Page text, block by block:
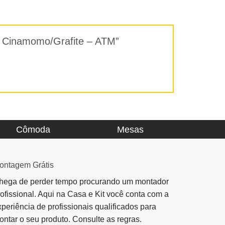
Grafite – ATM”
Cômoda Mesas
Grátis
de perder tempo procurando um montador
Aqui na Casa e Kit você conta com a
de profissionais qualificados para
o seu produto. Consulte as regras.